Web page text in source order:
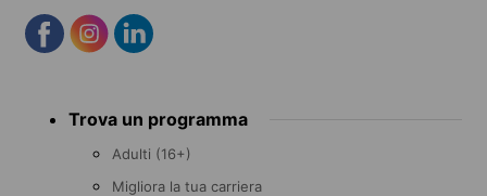
menuTrova un programma
Adulti (16+)
Migliora la tua carriera